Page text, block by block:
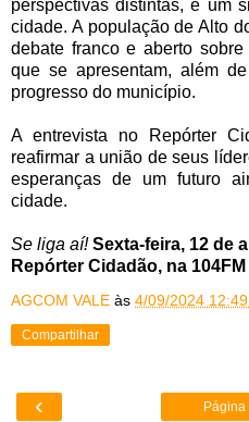
perspectivas distintas, é um
cidade. A população de Alto
debate franco e aberto
que se apresentam, além
progresso do município.
A entrevista no Repórter
reafirmar a união de seus
esperanças de um futuro
cidade.
Se liga aí! Sexta-feira, 12 de
Repórter Cidadão, na
AGCOM VALE às 4/09/2024
Compartilhar
‹ Página